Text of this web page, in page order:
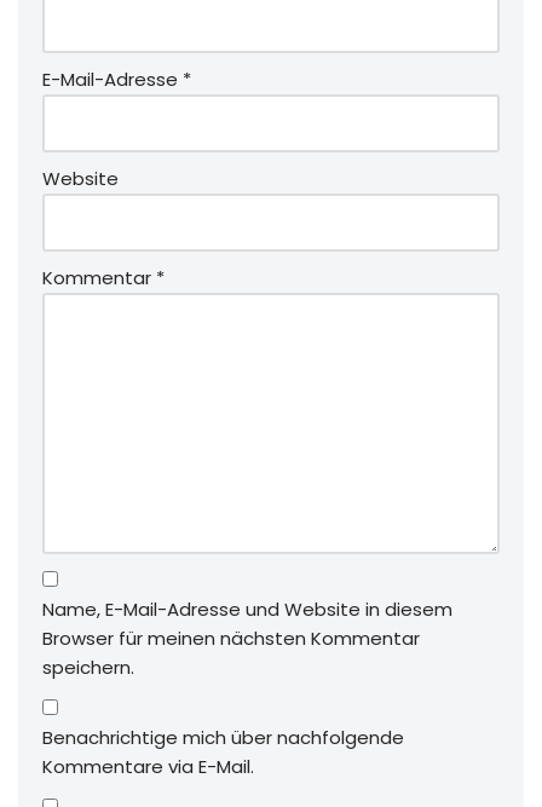
E-Mail-Adresse *
Website
Kommentar *
Name, E-Mail-Adresse und Website in diesem
Browser für meinen nächsten Kommentar
speichern.
Benachrichtige mich über nachfolgende
Kommentare via E-Mail.